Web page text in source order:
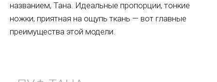
названием, Тана. Идеальные пропорции, тонкие
ножки, приятная на ощупь ткань — вот главные
преимущества этой модели.